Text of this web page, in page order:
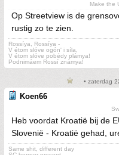
Make the
Op Streetview is de
rustig zo te zien.
Rossíya, Rossíya -
V étom slóve ogón' i síla,
V étom slóve pobédy plámya!
Podnimáem Rossí známya!
• zaterdag
Koen66
Heb voordat Kroatië bij de
Slovenië - Kroatië gehad,
Same shit, different day